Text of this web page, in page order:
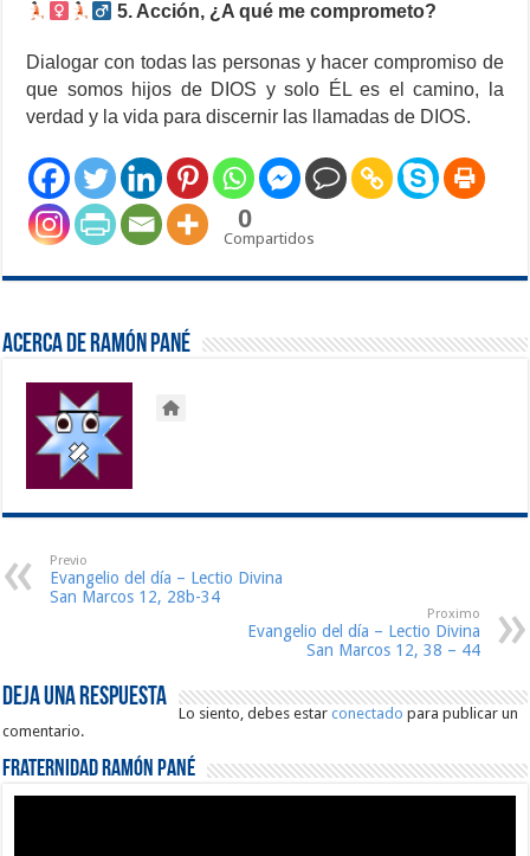
5. Acción, ¿A qué me comprometo?
Dialogar con todas las personas y hacer compromiso de
que somos hijos de DIOS y solo ÉL es el camino, la
verdad y la vida para discernir las llamadas de DIOS.
0
Compartidos
Acerca de Ramón Pané
Previo
Evangelio del día – Lectio Divina
San Marcos 12, 28b-34
Proximo
Evangelio del día – Lectio Divina
San Marcos 12, 38 – 44
Deja una respuesta
Lo siento, debes estarconectado para publicar un
comentario.
Fraternidad Ramón Pané